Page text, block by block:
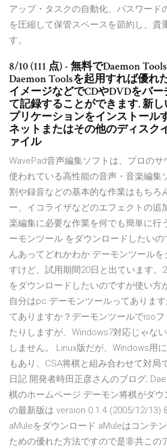
アップ・タスクの自動化、パスワード
を圧縮して保管スペースを節約し、貴
す。
8/10 (111 点) - 無料でDaemon
Daemon Toolsを起用すれば優れ
イメージなどでCDやDVDをバ
て記録することができます. 新
プリケーションをインストール
ネットまたはその他のディスク
ァイル
WavePad音声編集ソフトは、プロのサ
使われている高性能の音声・音楽編集
割や録音などの基本的な作業はもちろ
ー、イコライザなどのエフェクトの追
楽編集に必要な作業を何でも簡単に行
ーモンツール をダウンロードしたいの
んあってどれかわか デーモンツール
すけど、試用期間20日と出ています。
をダウンロードしたいのですが使い方
自分はpc デーモンツールってありま
てありますか？デーモンツールでisoフ
たりしますが、Windows7対応じゃな
しません。 Linux版だが、Windows用
もあり、CSA将棋と組み合わせて対局
日記 開発者時田正彦さんのブログ;
棋のホームページ デーモン将棋がダ
の最新版は version 0.1.4 (2005/12/13)
aMuleをダウンロード aMuleはコンテ
ための優れた方法ですので是非共この